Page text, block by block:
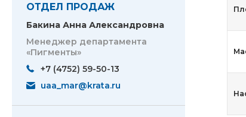
ОТДЕЛ ПРОДАЖ
Бакина Анна Александровна
Менеджер департамента
«Пигменты»
+7 (4752) 59-50-13
uaa_mar@krata.ru